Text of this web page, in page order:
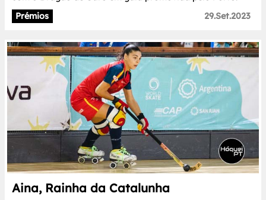
Prémios
29.Set.2023
Aina, Rainha da Catalunha